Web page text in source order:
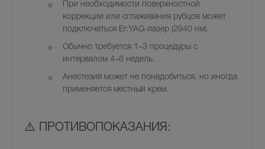
При необходимости поверхностной
коррекции или сглаживания рубцов может
подключаться Er:YAG-лазер (2940 нм).
Обычно требуется 1–3 процедуры с
интервалом 4–6 недель.
Анестезия может не понадобиться, но иногда
применяется местный крем.
⚠️ ПРОТИВОПОКАЗАНИЯ: